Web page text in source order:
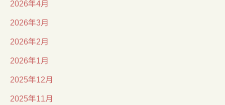
2026年4月
2026年3月
2026年2月
2026年1月
2025年12月
2025年11月